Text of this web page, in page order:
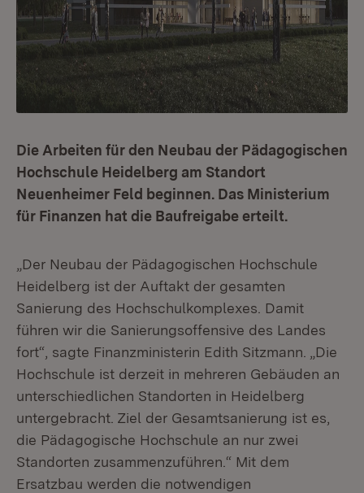
Die Arbeiten für den Neubau der Pädagogischen
Hochschule Heidelberg am Standort
Neuenheimer Feld beginnen. Das Ministerium
für Finanzen hat die Baufreigabe erteilt.
„Der Neubau der Pädagogischen Hochschule
Heidelberg ist der Auftakt der gesamten
Sanierung des Hochschulkomplexes. Damit
führen wir die Sanierungsoffensive des Landes
fort“, sagte Finanzministerin Edith Sitzmann. „Die
Hochschule ist derzeit in mehreren Gebäuden an
unterschiedlichen Standorten in Heidelberg
untergebracht. Ziel der Gesamtsanierung ist es,
die Pädagogische Hochschule an nur zwei
Standorten zusammenzuführen.“ Mit dem
Ersatzbau werden die notwendigen